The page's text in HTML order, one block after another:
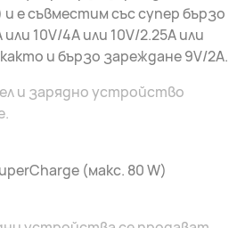
и е съвместим със супер бързо
10V/4A или 10V/2.25A или
и бързо зареждане 9V/2A.
и зарядно устройство
(макс. 80 W)